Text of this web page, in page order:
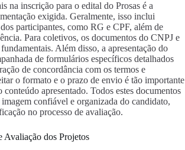
na inscrição para o edital do Prosas é a
exigida. Geralmente, isso inclui
participantes, como RG e CPF, além de
Para coletivos, os documentos do CNPJ e
Além disso, a apresentação do
de formulários específicos detalhados
de concordância com os termos e
o formato e o prazo de envio é tão importante
apresentado. Todos estes documentos
confiável e organizada do candidato,
no processo de avaliação.
Avaliação dos Projetos